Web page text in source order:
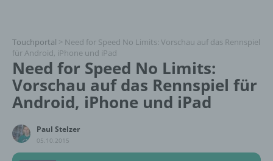
Touchportal > Need for Speed No Limits: Vorschau auf das Rennspiel
für Android, iPhone und iPad
Need for Speed No Limits:
Vorschau auf das Rennspiel für
Android, iPhone und iPad
Paul Stelzer
05.10.2015